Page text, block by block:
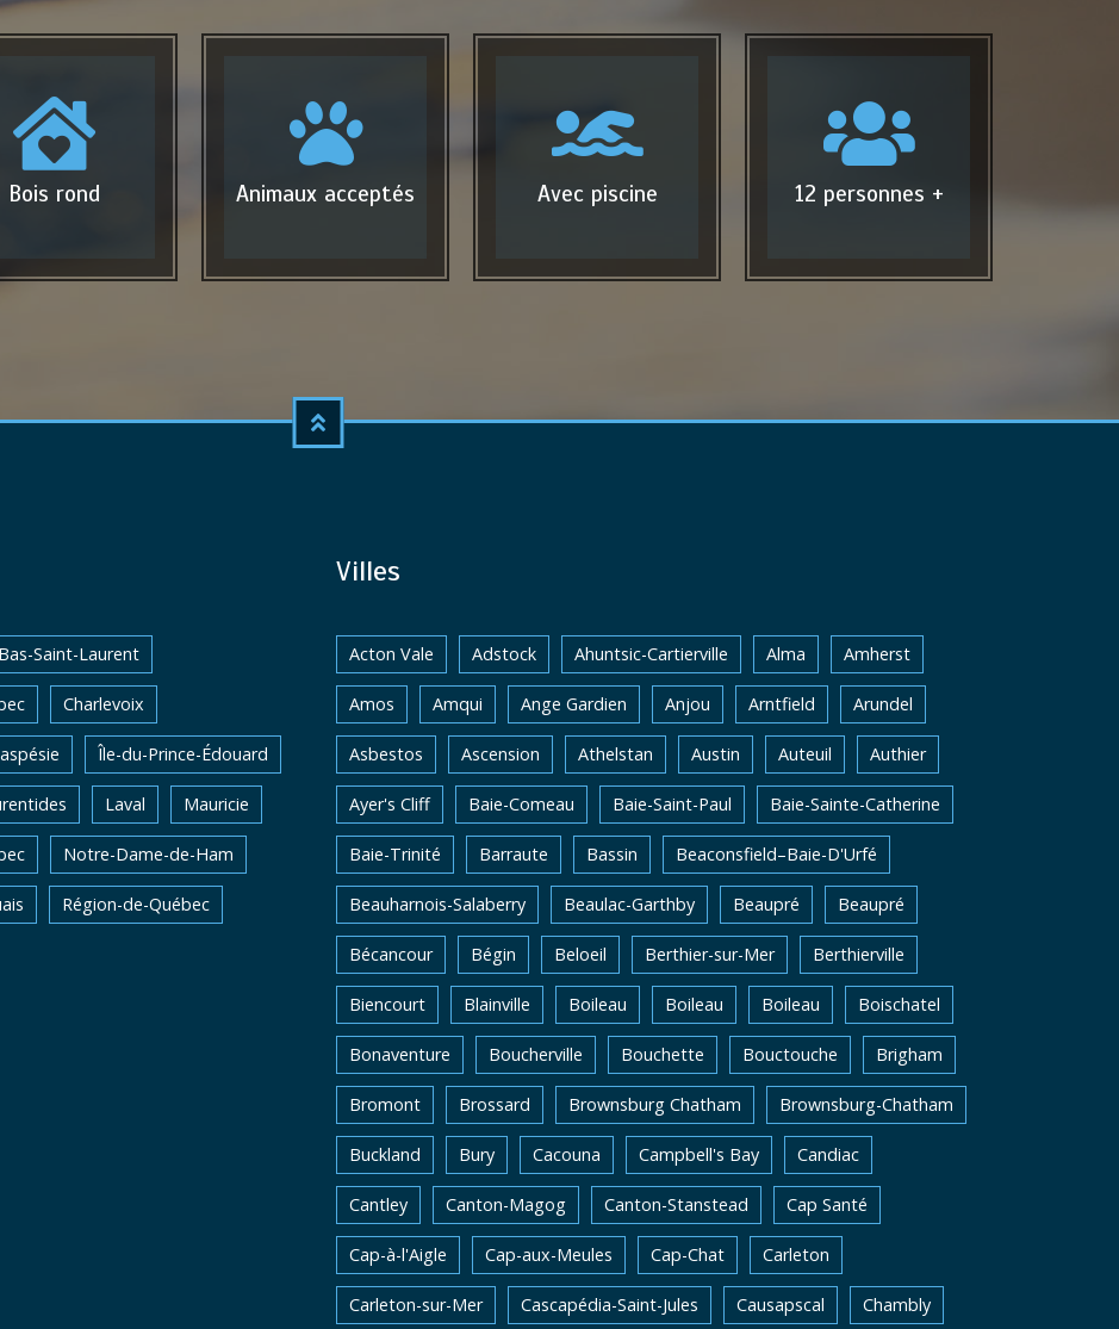
Bois rond Animaux acceptés Avec piscine 12 personnes +
Bas-Saint-Laurent
Charlevoix
Île-du-Prince-Édouard
Laval Mauricie
Notre-Dame-de-Ham
Région-de-Québec
Villes
Acton Vale Adstock Ahuntsic-Cartierville Alma Amherst
Amos Amqui Ange Gardien Anjou Arntfield Arundel
Asbestos Ascension Athelstan Austin Auteuil Authier
Ayer's Cliff Baie-Comeau Baie-Saint-Paul Baie-Sainte-Catherine
Baie-Trinité Barraute Bassin Beaconsfield–Baie-D'Urfé
Beauharnois-Salaberry Beaulac-Garthby Beaupré Beaupré
Bécancour Bégin Beloeil Berthier-sur-Mer Berthierville
Biencourt Blainville Boileau Boileau Boileau Boischatel
Bonaventure Boucherville Bouchette Bouctouche Brigham
Bromont Brossard Brownsburg Chatham Brownsburg-Chatham
Buckland Bury Cacouna Campbell's Bay Candiac
Cantley Canton-Magog Canton-Stanstead Cap Santé
Cap-à-l'Aigle Cap-aux-Meules Cap-Chat Carleton
Carleton-sur-Mer Cascapédia-Saint-Jules Causapscal Chambly